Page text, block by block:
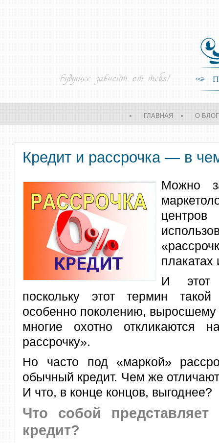
ГЛАВНАЯ О
Кредит и рассрочка — в
Можно
плакатах
И этот
поскольку этот термин
особенно поколению, выросшему
многие охотно откликаются
рассрочку».
Но часто под «маркой»
обычный кредит. Чем же
И что, в конце концов, выгоднее?
Что собой
кредит?